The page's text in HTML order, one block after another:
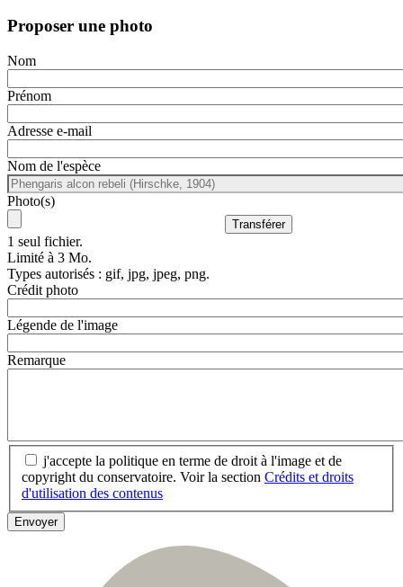
Proposer une photo
Nom
Prénom
Adresse e-mail
Nom de l'espèce
Photo(s)
1 seul fichier.
Limité à 3 Mo.
Types autorisés : gif, jpg, jpeg, png.
Crédit photo
Légende de l'image
Remarque
j'accepte la politique en terme de droit à l'image et de
copyright du conservatoire. Voir la section Crédits et droits
d'utilisation des contenus